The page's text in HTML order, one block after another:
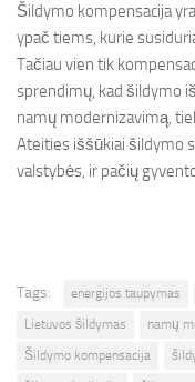
Šildymo kompensacija
ypač tiems, kurie
Tačiau vien tik
sprendimų, kad šildymo
namų modernizavimą,
Ateities iššūkiai šildymo
valstybės, ir pačių
Tags: energijos taupymas
Lietuvos šildymas
namų
Šildymo kompensacija